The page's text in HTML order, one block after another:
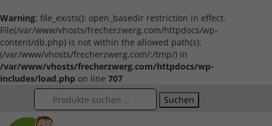
Warning: file_exists(): open_basedir restriction in effect.
File(/var/www/vhosts/frecherzwerg.com/httpdocs/wp-
content/db.php) is not within the allowed path(s):
(/var/www/vhosts/frecherzwerg.com/:/tmp/) in
/var/www/vhosts/frecherzwerg.com/httpdocs/wp-
includes/load.php on line 707
Suchen